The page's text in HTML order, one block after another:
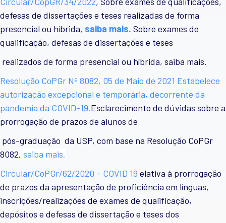
defesas de dissertações e teses realizadas de forma
presencial ou híbrida, saiba mais. Sobre exames de
qualificação, defesas de dissertações e teses
realizados de forma presencial ou híbrida, saiba mais.
Resolução CoPGr Nº 8082, 05 de Maio de 2021 Estabelece
autorização excepcional e temporária, decorrente da
pandemia da COVID-19.Esclarecimento de dúvidas sobre a
prorrogação de prazos de alunos de
pós-graduação da USP, com base na Resolução CoPGr
8082, saiba mais.
Circular/CoPGr/62/2020 – COVID 19 elativa à prorrogação
de prazos da apresentação de proficiência em línguas,
inscrições/realizações de exames de qualificação,
depósitos e defesas de dissertação e teses dos